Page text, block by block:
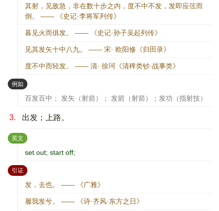
其射，见敌急，非在数十步之内，度不中不发，发即应弦而
倒。 —— 《史记·李将军列传》
暮见火而俱发。 —— 《史记·孙子吴起列传》
见其发矢十中八九。 —— 宋· 欧阳修《归田录》
度不中而轻发。 —— 清· 徐珂《清稗类钞·战事类》
例如 ：
百发百中； 发矢（射箭）； 发箭（射箭）；发功（指射技）
3. 出发；上路。
英文 ：
set out; start off;
引证：
发，去也。 —— 《广雅》
履我发兮。 —— 《诗·齐风·东方之日》